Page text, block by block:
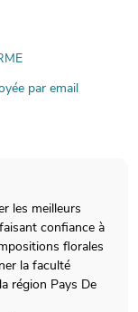
par email
les meilleurs
confiance à
florales
la faculté
région Pays De